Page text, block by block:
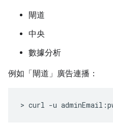
閘道
中央
數據分析
例如「閘道」廣告連播：
> curl -u